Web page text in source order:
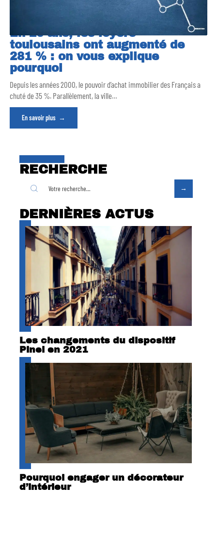
En 20 ans, les loyers
toulousains ont augmenté de
281 % : on vous explique
pourquoi
Depuis les années 2000, le pouvoir d’achat immobilier des Français a
chuté de 35 %. Parallèlement, la ville…
En savoir plus
RECHERCHE
DERNIÈRES ACTUS
Les changements du dispositif
Pinel en 2021
Pourquoi engager un décorateur
d’intérieur